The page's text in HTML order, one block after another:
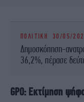
ΠΟΛΙΤΙΚΗ 30/05/
Δημοσκόπηση-
36,2%, πέρασε
GPO: Εκτίμηση